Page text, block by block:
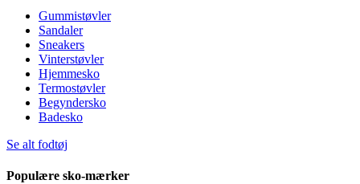
Gummistøvler
Sandaler
Sneakers
Vinterstøvler
Hjemmesko
Termostøvler
Begyndersko
Badesko
Se alt fodtøj
Populære sko-mærker